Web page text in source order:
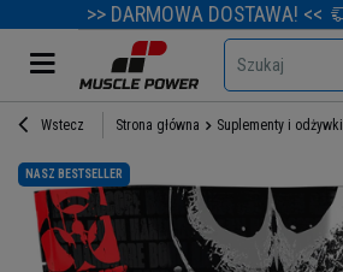
>> DARMOWA DOSTAWA! <<
Szukaj
Wstecz Strona główna Suplementy i odżywki
NASZ BESTSELLER